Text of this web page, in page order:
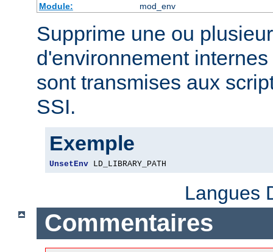
Module:
mod_env
Supprime une ou
d'environnement
sont transmises aux
SSI.
Exemple
UnsetEnv LD_LIBRARY_PATH
Langues
Commentaires